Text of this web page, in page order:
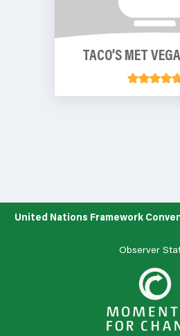
TACO’S MET
United Nations Framework
Observer